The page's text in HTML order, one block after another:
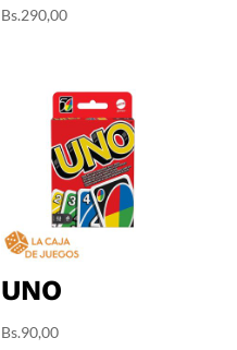
Bs.290,00
UNO
Bs.90,00